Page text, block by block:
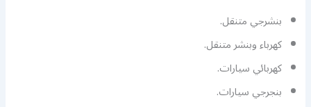
بنشرجي متنقل.
كهرباء وبنشر متنقل.
كهربائي سيارات.
بنجرجي سيارات.